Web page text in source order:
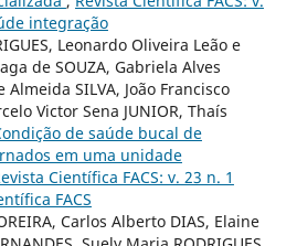
integração
Leonardo Oliveira Leão e
de SOUZA, Gabriela Alves
Almeida SILVA, João Francisco
Victor Sena JUNIOR, Thaís
de saúde bucal de
em uma unidade
Científica FACS: v. 23 n. 1
FACS
Carlos Alberto DIAS, Elaine